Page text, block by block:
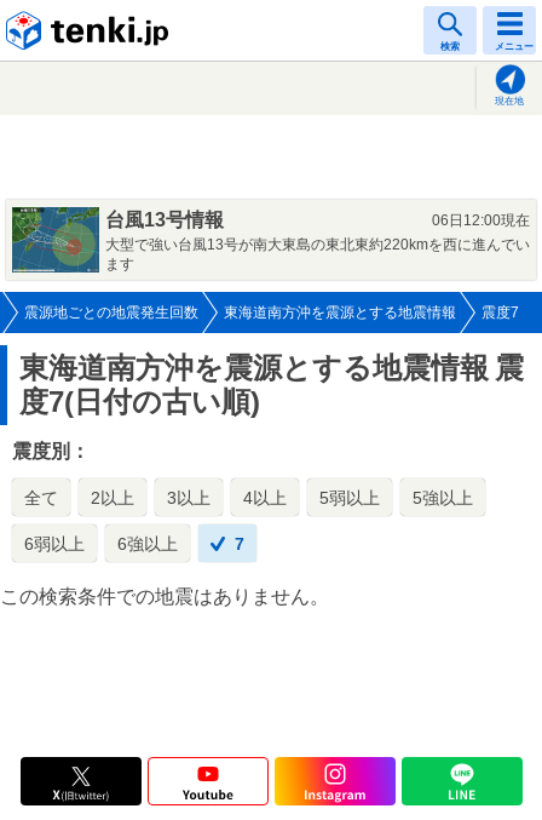
検索 メニュー
現在地
台風13号情報
06日12:00現在
大型で強い台風13号が南大東島の東北東約220kmを西に進んでい
ます
震源地ごとの地震発生回数 東海道南方沖を震源とする地震情報 震度7
東海道南方沖を震源とする地震情報 震
度7(日付の古い順)
震度別：
全て 2以上 3以上 4以上 5弱以上 5強以上
6弱以上 6強以上 7
この検索条件での地震はありません。